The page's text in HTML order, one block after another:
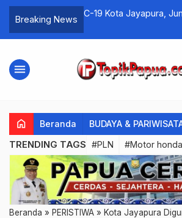
Breaking News
Mariyo
C-19 Kota Jayapura,
menu
home Beranda BUDAYA &
TRENDING TAGS #PLN #Motor honda
Beranda » PERISTIWA » Kota Jayapura